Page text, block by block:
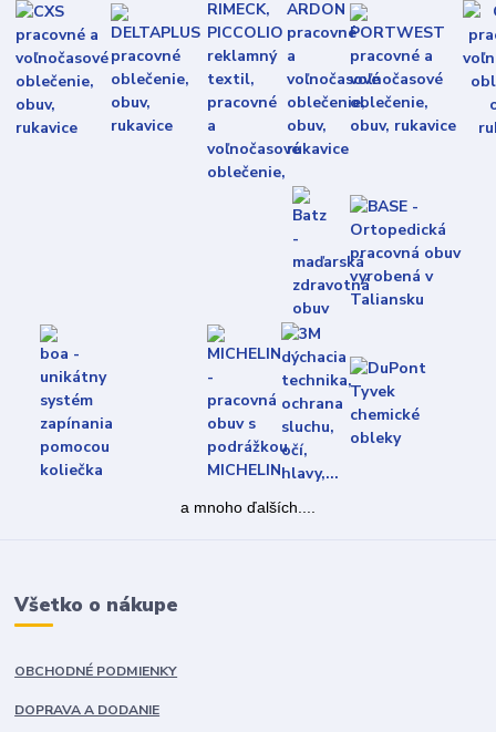
a mnoho ďalších....
Všetko o nákupe
OBCHODNÉ PODMIENKY
DOPRAVA A DODANIE